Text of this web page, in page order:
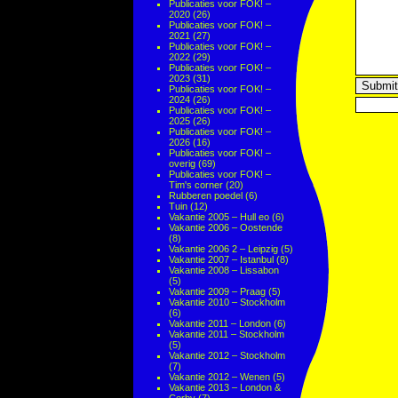
Publicaties voor FOK! –
2020 (26)
Publicaties voor FOK! –
2021 (27)
Publicaties voor FOK! –
2022 (29)
Publicaties voor FOK! –
2023 (31)
Publicaties voor FOK! –
2024 (26)
Publicaties voor FOK! –
2025 (26)
Publicaties voor FOK! –
2026 (16)
Publicaties voor FOK! –
overig (69)
Publicaties voor FOK! –
Tim's corner (20)
Rubberen poedel (6)
Tuin (12)
Vakantie 2005 – Hull eo (6)
Vakantie 2006 – Oostende
(8)
Vakantie 2006 2 – Leipzig (5)
Vakantie 2007 – Istanbul (8)
Vakantie 2008 – Lissabon
(5)
Vakantie 2009 – Praag (5)
Vakantie 2010 – Stockholm
(6)
Vakantie 2011 – London (6)
Vakantie 2011 – Stockholm
(5)
Vakantie 2012 – Stockholm
(7)
Vakantie 2012 – Wenen (5)
Vakantie 2013 – London &